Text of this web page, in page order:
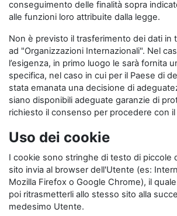
conseguimento delle finalità sopra
alle funzioni loro attribuite dalla legge.
Non è previsto il trasferimento dei dati in
ad "Organizzazioni Internazionali". Nel
l’esigenza, in primo luogo le sarà fornita
specifica, nel caso in cui per il Paese di
stata emanata una decisione di
siano disponibili adeguate garanzie di
richiesto il consenso per procedere con
Uso dei cookie
I cookie sono stringhe di testo di piccole
sito invia al browser dell'Utente (es:
Mozilla Firefox o Google Chrome), il
poi ritrasmetterli allo stesso sito alla
medesimo Utente.